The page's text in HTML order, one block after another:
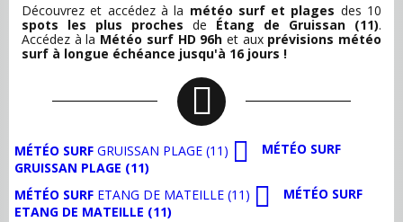
Découvrez et accédez à la météo surf et plages des 10
spots les plus proches de Étang de Gruissan (11).
Accédez à la Météo surf HD 96h et aux prévisions météo
surf à longue échéance jusqu'à 16 jours !
MÉTÉO SURF GRUISSAN PLAGE (11)
MÉTÉO SURF
GRUISSAN PLAGE (11)
MÉTÉO SURF ETANG DE MATEILLE (11)
MÉTÉO SURF
ETANG DE MATEILLE (11)